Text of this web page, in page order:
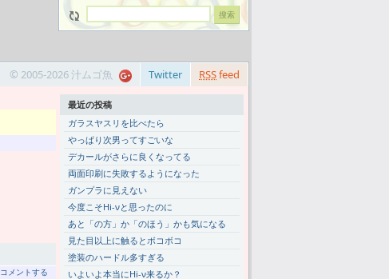
RSSfeed
Twitter
© 2005-2026 汁ムゴ魚
コメントする
最近の投稿
ガラスヤスリを比べたら
やっぱり次男ってすごいな
デカールがさらに良くなってる
両面印刷に失敗するようになった
ガンプラに見えない
今度こそHi-νと思ったのに
あと「の方」か「のほう」かも気になる
見た目以上に触るとボコボコ
塗装のハードル多すぎる
いよいよ本当にHi-ν来るか？